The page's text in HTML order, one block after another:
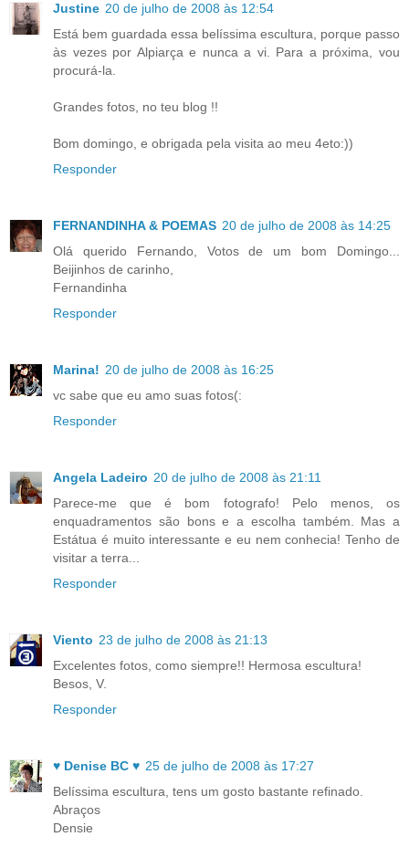
Justine 20 de julho de 2008 às 12:54
Está bem guardada essa belíssima escultura, porque passo
às vezes por Alpiarça e nunca a vi. Para a próxima, vou
procurá-la.
Grandes fotos, no teu blog !!
Bom domingo, e obrigada pela visita ao meu 4eto:))
Responder
FERNANDINHA & POEMAS 20 de julho de 2008 às 14:25
Olá querido Fernando, Votos de um bom Domingo...
Beijinhos de carinho,
Fernandinha
Responder
Marina! 20 de julho de 2008 às 16:25
vc sabe que eu amo suas fotos(:
Responder
Angela Ladeiro 20 de julho de 2008 às 21:11
Parece-me que é bom fotografo! Pelo menos, os
enquadramentos são bons e a escolha também. Mas a
Estátua é muito interessante e eu nem conhecia! Tenho de
visitar a terra...
Responder
Viento 23 de julho de 2008 às 21:13
Excelentes fotos, como siempre!! Hermosa escultura!
Besos, V.
Responder
♥ Denise BC ♥ 25 de julho de 2008 às 17:27
Belíssima escultura, tens um gosto bastante refinado.
Abraços
Densie